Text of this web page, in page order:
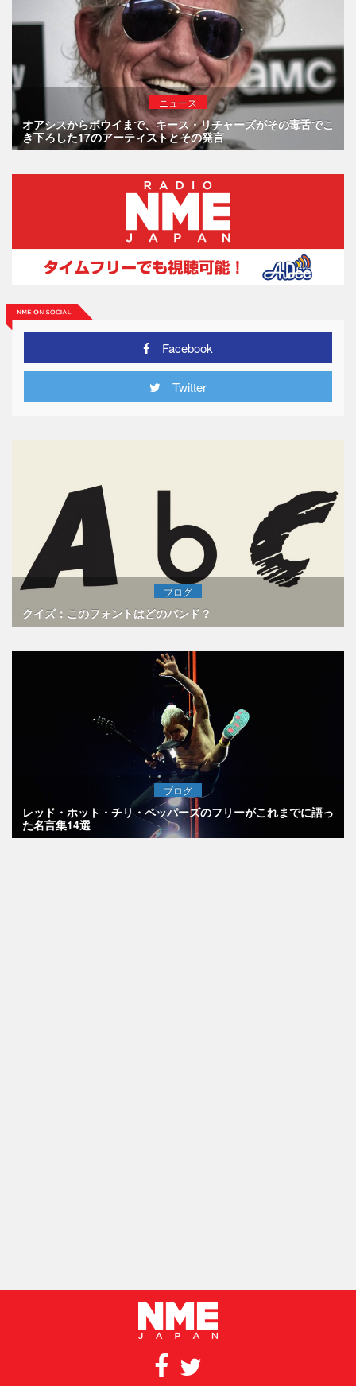
ニュース
オアシスからボウイまで、キース・リチャーズがその毒舌でこ
き下ろした17のアーティストとその発言
Facebook
Twitter
ブログ
クイズ：このフォントはどのバンド？
ブログ
レッド・ホット・チリ・ペッパーズのフリーがこれまでに語っ
た名言集14選